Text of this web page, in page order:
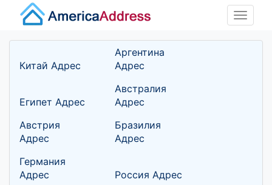
Toggle
Китай Адрес
Аргентина
Адрес
Египет Адрес
Австралия
Адрес
Австрия
Адрес
Бразилия
Адрес
Германия
Адрес
Россия Адрес